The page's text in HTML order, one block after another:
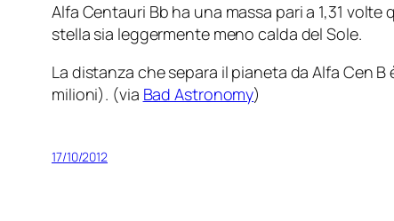
Alfa Centauri Bb ha una massa pari a 1,31
stella sia leggermente meno calda del Sole.
La distanza che separa il pianeta da Alfa Cen
milioni). (via Bad Astronomy)
17/10/2012